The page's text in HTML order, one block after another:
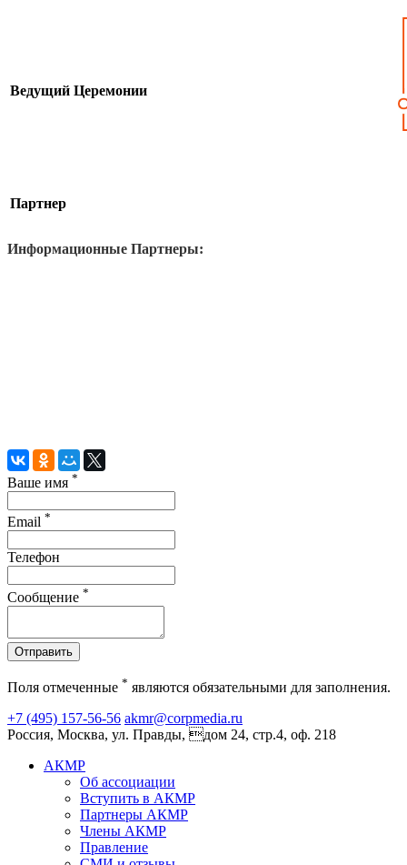
Ведущий Церемонии
Партнер
Информационные Партнеры:
Ваше имя *
Email *
Телефон
Сообщение *
Отправить
Поля отмеченные * являются обязательными для заполнения.
+7 (495) 157-56-56 akmr@corpmedia.ru
Россия, Москва, ул. Правды, дом 24, стр.4, оф. 218
АКМР
Об ассоциации
Вступить в АКМР
Партнеры АКМР
Члены АКМР
Правление